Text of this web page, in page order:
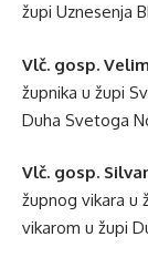
župi Uznesenja
Vlč. gosp.
župnika u župi
Duha Svetoga
Vlč. gosp.
župnog vikara u
vikarom u župi